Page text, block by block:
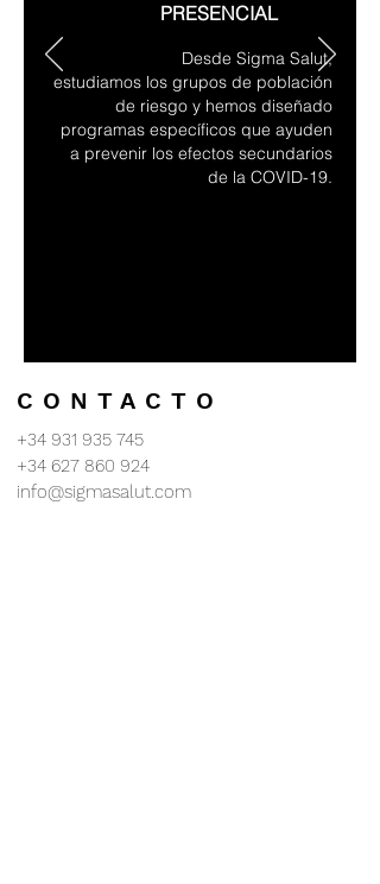
PRESENCIAL
Desde Sigma Salut,
estudiamos los grupos de población
de riesgo y hemos diseñado
programas específicos que ayuden
a prevenir los efectos secundarios
de la COVID-19.
CONTACTO
+34 931 935 745
+34 627 860 924
info@sigmasalut.com